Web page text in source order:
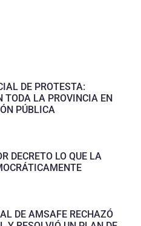
DE PROTESTA:
LA PROVINCIA EN
PÚBLICA
DECRETO LO QUE LA
DE AMSAFE RECHAZÓ